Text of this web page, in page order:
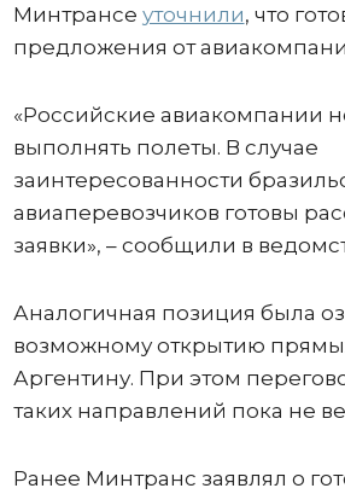
Минтрансе уточнили, что
предложения от
«Российские авиакомпании
выполнять полеты. В случае
заинтересованности
авиаперевозчиков готовы
заявки», – сообщили в
Аналогичная позиция была
возможному открытию
Аргентину. При этом
таких направлений пока не
Ранее Минтранс заявлял о